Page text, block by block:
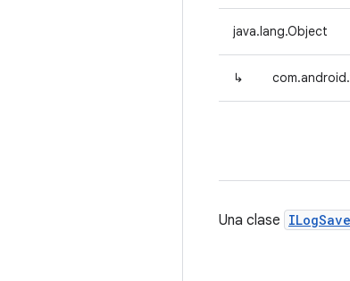
java.lang.Object
↳
Una clase